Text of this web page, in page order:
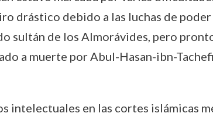
drástico debido a las luchas de
sultán de los Almorávides, pero
a muerte por Abul-Hasan-ibn-
intelectuales en las cortes islámicas